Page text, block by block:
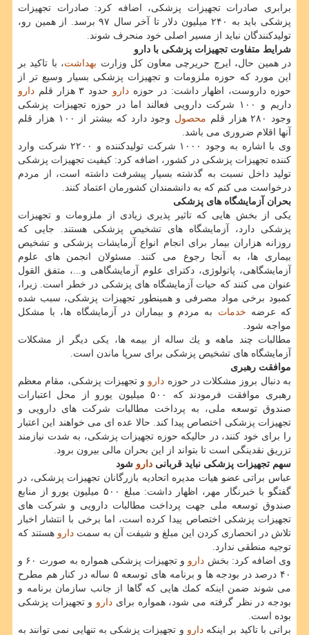
برابری صادرات تجهیزات پزشكی، اضافه كرد: صادرات تجهیزات
پزشكی باید به ۲۴۰ میلیون دلار تا آخر سال ۹۷ برسد. از همین رو،
تولیدكنندگان نباید از مسیر اصلی خود منحرف شوند.
شرایط متفاوت تجهیزات پزشكی با دارو
در همین حال، ایرج حریرچی معاون كل وزارت بهداشت، با تاكید بر
این مورد كه حوزه ملزومات و تجهیزات پزشكی بسیار وسیع تر از
حوزه داروست، اظهار داشت: در حوزه دارو حدود ۳ هزار قلم
دارو
داریم و ۱۰۰ شركت دارویی فعالند اما در حوزه تجهیزات پزشكی
وجود ۲۸۰ هزار قلم
محصول
وجود دارد كه بیشتر از ۱۰۰ هزار قلم
آنها اقلام ضروری می باشد.
وی با اشاره به وجود ۱۰۰۰ شركت تولیدكننده و ۲۲۰۰ شركت وارد
كننده تجهیزات پزشكی در كشور، اضافه كرد: كیفیت تجهیزات پزشكی
تولید داخل نسبت به گذشته بسیار پیشرفت داشته است، از مردم
درخواست می كنم كه به دانشمندان كشورمان اعتماد كنند.
بحران آزمایشگاه های پزشكی
یكی از بخش هایی كه تاثیر پذیری زیادی از ملزومات و تجهیزات
پزشكی دارد، آزمایشگاه های تشخیص پزشكی هستند. جایی كه
روزانه هزاران بیمار برای انجام انواع آزمایشات پزشكی و تشخیص
بیماری ها، به آنجا رجوع می كنند. مسئولان انجمن های علوم
آزمایشگاهی، پاتولوژی، دكترای علوم آزمایشگاهی و...، متفق القول
عنوان می كنند كه حیات آزمایشگاه های پزشكی در خطر است. زیرا،
كمبود برخی مواد مصرفی و همینطور تجهیزات پزشكی، سبب شده
كه عرضه خدمات به مردم و بیماران در آزمایشگاه ها، با مشكل
مواجه شود.
مطالبات چند ماهه و یك ساله از بیمه ها، یكی دیگر از مشكلات
آزمایشگاه های تشخیص پزشكی برای سرپا ماندن است.
موافقت رهبری
به دنبال بروز مشكلات در حوزه دارو و تجهیزات پزشكی، مقام معظم
رهبری موافقت فرمودند كه ۵۰۰ میلیون یورو از محل اعتبارات
صندوق توسعه ملی، به پرداخت مطالبات شركت های دارویی و
تجهیزات پزشكی اختصاص پیدا كند. حالا عده ای می خواهند این اعتبار
را برای خود كنند، در حالیكه حوزه تجهیزات پزشكی، به شدت نیازمند
تزریق نقدینگی است تا بتواند از این بحران مالی بیرون برود.
سهم تجهیزات پزشكی نباید قربانی دارو شود
عباس براتی عضو هیات مدیره اتحادیه بازرگانان تجهیزات پزشكی، در
گفتگو با خبرنگار مهر، اظهار داشت: مبلغ ۵۰۰ میلیون یورو از منابع
صندوق توسعه ملی جهت پرداخت مطالبات دارویی و شركت های
تجهیزات پزشكی اختصاص پیدا كرده است، اما برخی با انتشار اخبار
تلاش در انحصاری كردن این مبلغ و شیفت آن به سمت دارو هستند كه
توجیه منطقی ندارد.
وی اضافه كرد: بخش دارو
و تجهیزات پزشكی همواره به صورت ۶۰ و
۴۰ درصد در بودجه ها و برنامه های توسعه ۵ ساله در كنار هم مطرح
می شوند ضمن اینكه كمك هایی كه گاها از جانب سازمان برنامه و
بودجه در نظر گرفته می شود، همواره برای دارو و تجهیزات پزشكی
بوده است.
براتی با تاكید بر اینكهدارو و تجهیزات پزشكی به تنهایی نمی توانند به